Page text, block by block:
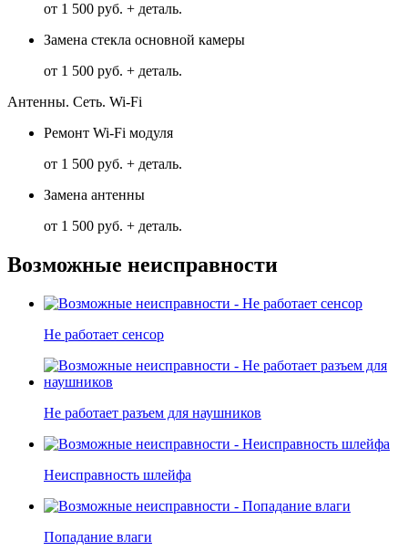
от 1 500 руб. + деталь.
Замена стекла основной камеры
от 1 500 руб. + деталь.
Антенны. Сеть. Wi-Fi
Ремонт Wi-Fi модуля
от 1 500 руб. + деталь.
Замена антенны
от 1 500 руб. + деталь.
Возможные неисправности
Не работает сенсор
Не работает разъем для наушников
Неисправность шлейфа
Попадание влаги